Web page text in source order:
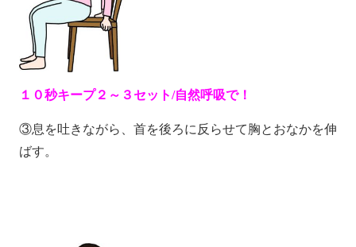
１０秒キープ２～３セット/自然呼吸で！
③息を吐きながら、首を後ろに反らせて胸とおなかを伸
ばす。